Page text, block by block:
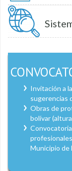
Invitación a
sugerencias
Obras de
bolívar
Municipio de